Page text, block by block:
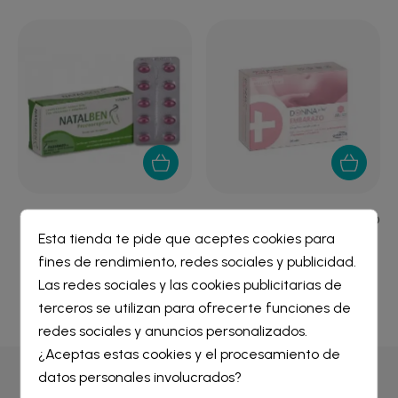
PRECONCEPTIVO 30
CAPSULAS
7,81 €
DONNA PLUS+ EMBARAZO
CAPS
20,30 €
Crear lista de deseos
Nombre de la lista de deseos
Iniciar sesión
Debe iniciar sesión para guardar productos en su lista de
deseos.
Esta tienda te pide que aceptes cookies para
fines de rendimiento, redes sociales y publicidad.
Las redes sociales y las cookies publicitarias de
terceros se utilizan para ofrecerte funciones de
redes sociales y anuncios personalizados.
¿Aceptas estas cookies y el procesamiento de
datos personales involucrados?